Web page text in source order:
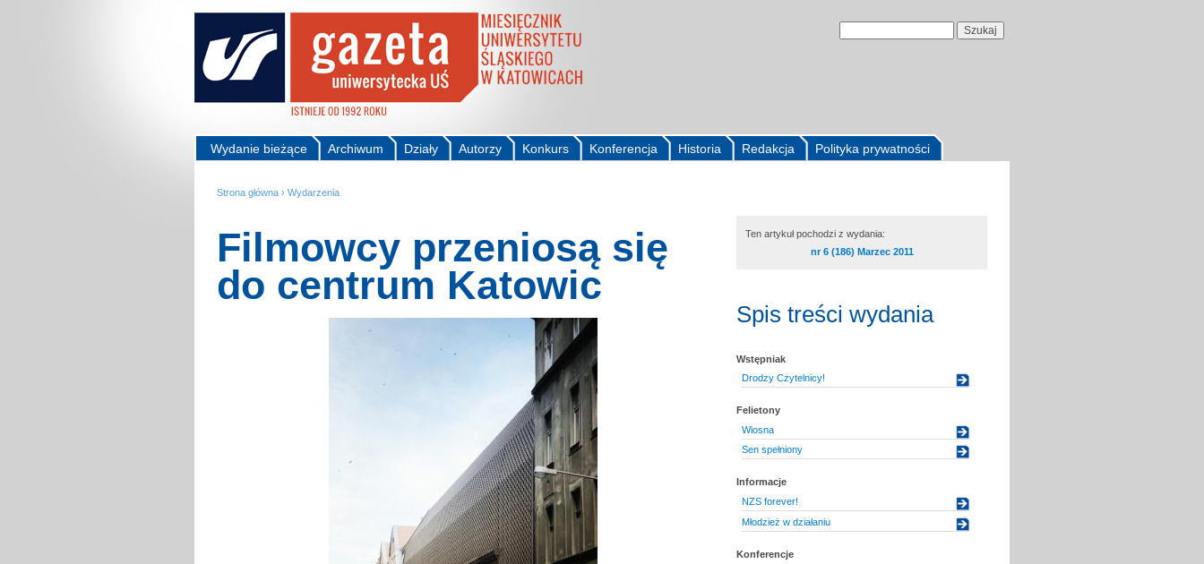
Polityka prywatności
Redakcja
Historia
Konferencja
Konkurs
Autorzy
Działy
Archiwum
Wydanie bieżące
Strona główna › Wydarzenia
Filmowcy przeniosą się
do centrum Katowic
Ten artykuł pochodzi z wydania:
nr 6 (186) Marzec 2011
Spis treści wydania
Wstępniak
Drodzy Czytelnicy!
Felietony
Wiosna
Sen spełniony
Informacje
NZS forever!
Młodzież w działaniu
Konferencje